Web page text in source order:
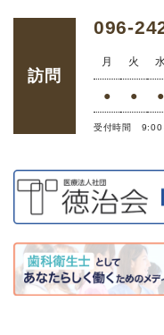
訪問
096-
月 火
● ● ●
受付時間 9:00